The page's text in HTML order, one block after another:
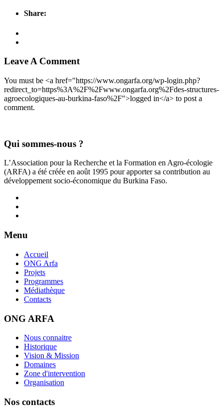
Share:
Leave A Comment
You must be <a href="https://www.ongarfa.org/wp-login.php?
redirect_to=https%3A%2F%2Fwww.ongarfa.org%2Fdes-structures-
agroecologiques-au-burkina-faso%2F">logged in</a> to post a
comment.
Qui sommes-nous ?
L’Association pour la Recherche et la Formation en Agro-écologie
(ARFA) a été créée en août 1995 pour apporter sa contribution au
développement socio-économique du Burkina Faso.
Menu
Accueil
ONG Arfa
Projets
Programmes
Médiathèque
Contacts
ONG ARFA
Nous connaitre
Historique
Vision & Mission
Domaines
Zone d'intervention
Organisation
Nos contacts